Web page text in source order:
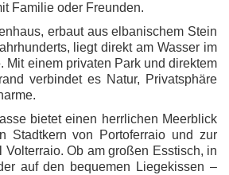
Familie oder Freunden.
, erbaut aus elbanischem Stein
liegt direkt am Wasser im
Mit einem privaten Park und direktem
verbindet es Natur, Privatsphäre
bietet einen herrlichen Meerblick
Stadtkern von Portoferraio und zur
Volterraio. Ob am großen Esstisch, in
auf den bequemen Liegekissen –